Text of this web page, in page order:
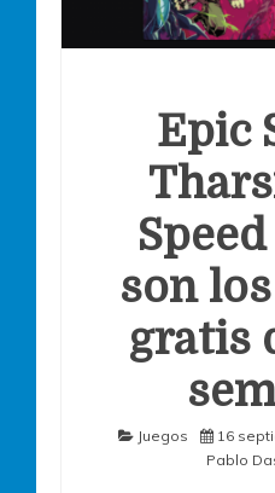
Epic
son
gratis
Juegos 16
Pablo